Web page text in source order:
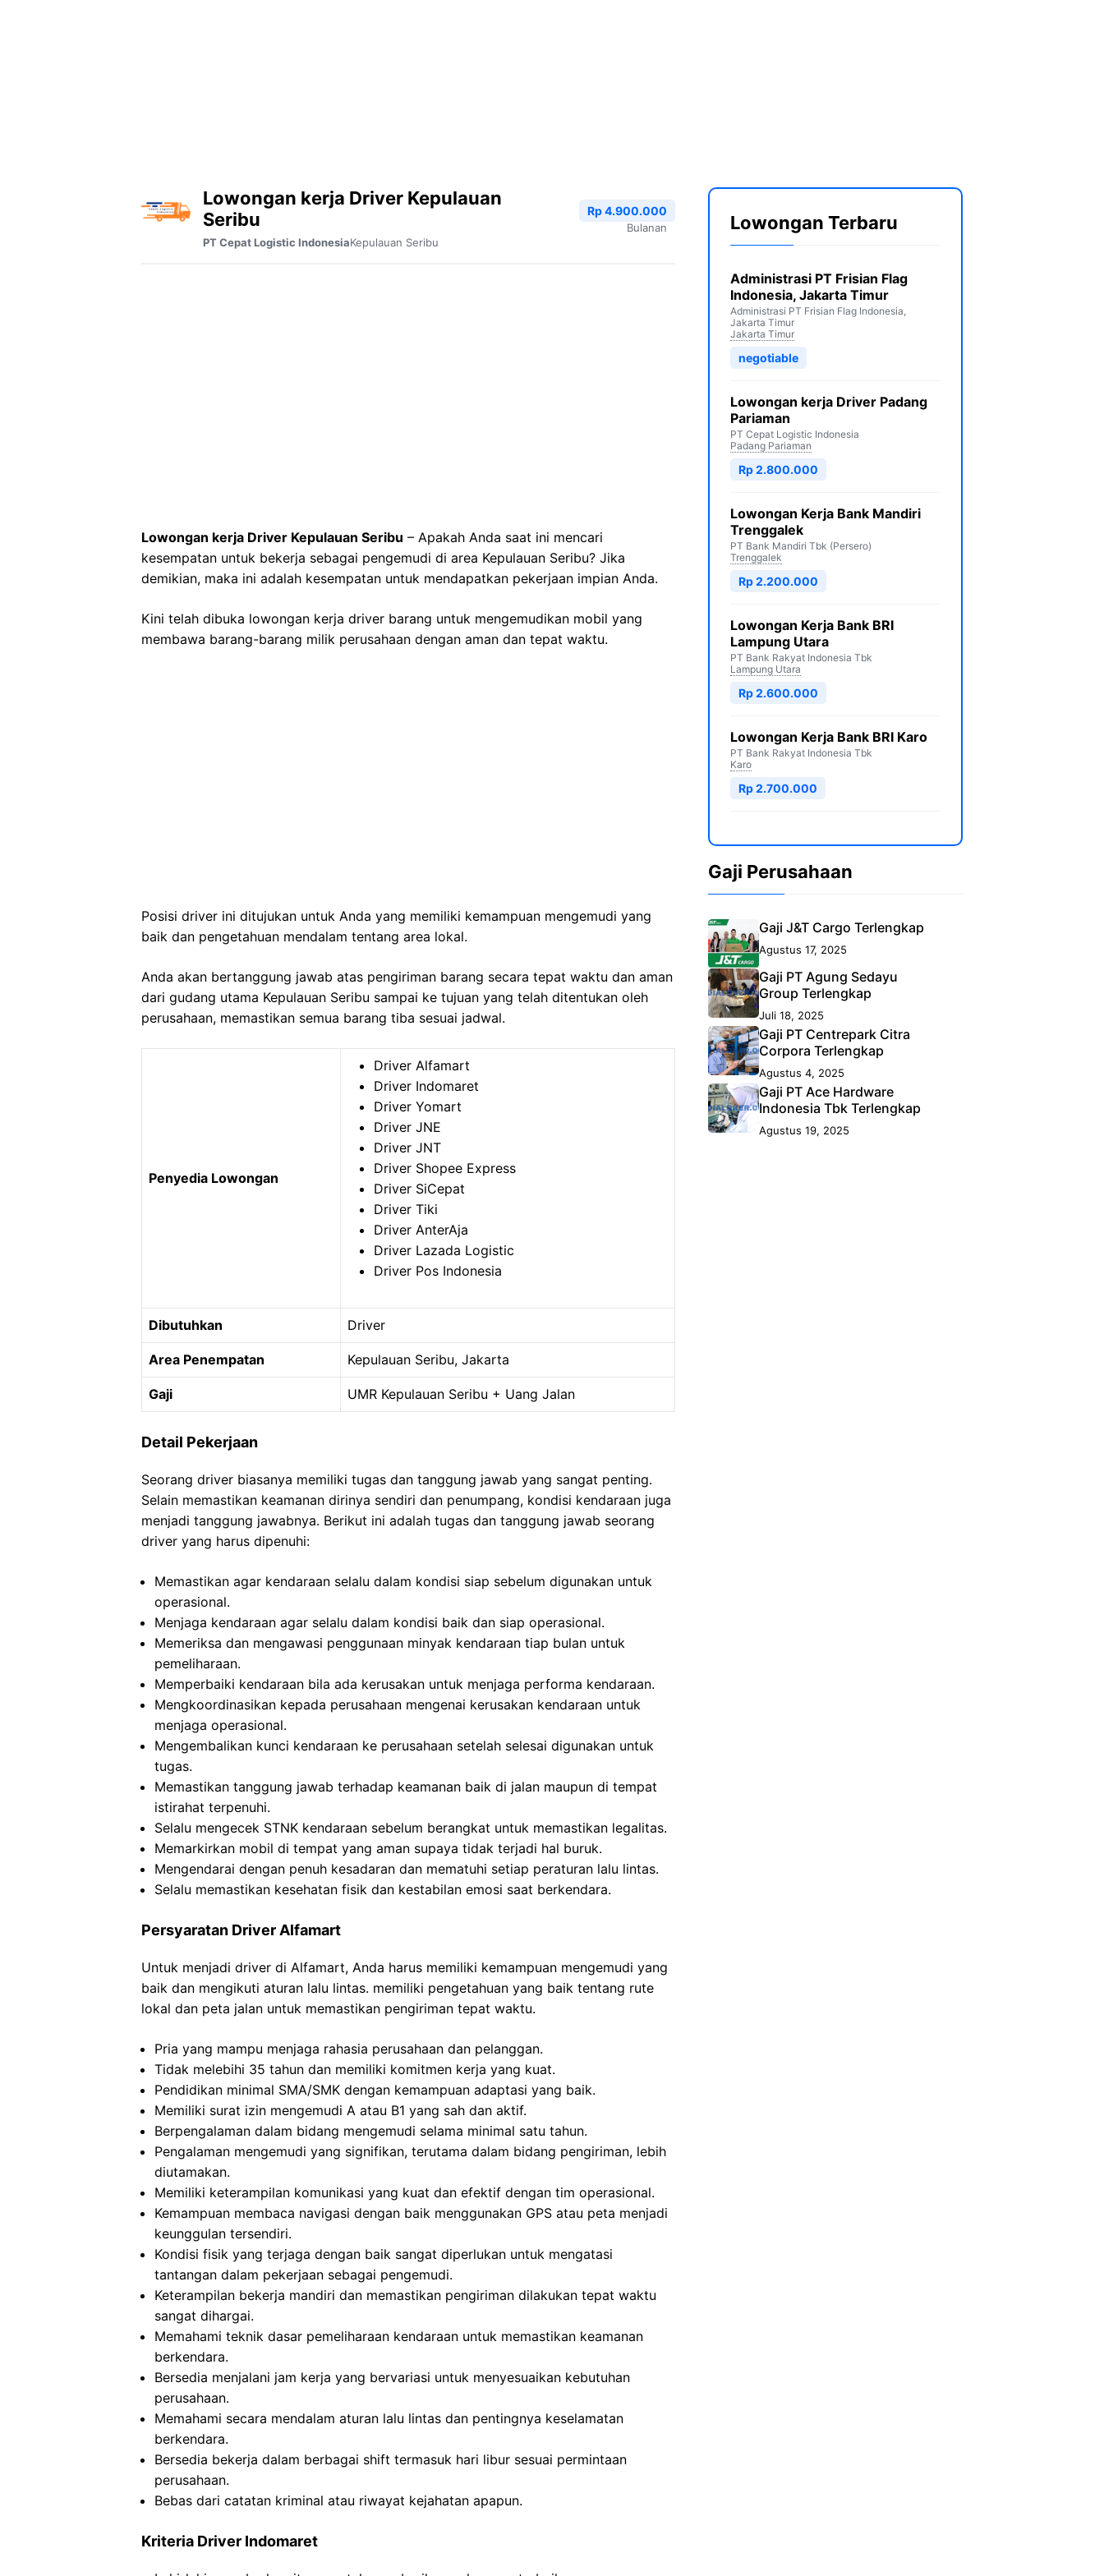
Lowongan kerja Driver Kepulauan
Seribu
PT Cepat Logistic IndonesiaKepulauan Seribu
Rp 4.900.000
Bulanan
Lowongan kerja Driver Kepulauan Seribu – Apakah Anda saat ini mencari
kesempatan untuk bekerja sebagai pengemudi di area Kepulauan Seribu? Jika
demikian, maka ini adalah kesempatan untuk mendapatkan pekerjaan impian Anda.
Kini telah dibuka lowongan kerja driver barang untuk mengemudikan mobil yang
membawa barang-barang milik perusahaan dengan aman dan tepat waktu.
Posisi driver ini ditujukan untuk Anda yang memiliki kemampuan mengemudi yang
baik dan pengetahuan mendalam tentang area lokal.
Anda akan bertanggung jawab atas pengiriman barang secara tepat waktu dan aman
dari gudang utama Kepulauan Seribu sampai ke tujuan yang telah ditentukan oleh
perusahaan, memastikan semua barang tiba sesuai jadwal.
Penyedia Lowongan
Driver Alfamart
Driver Indomaret
Driver Yomart
Driver JNE
Driver JNT
Driver Shopee Express
Driver SiCepat
Driver Tiki
Driver AnterAja
Driver Lazada Logistic
Driver Pos Indonesia
Dibutuhkan Driver
Area Penempatan Kepulauan Seribu, Jakarta
Gaji UMR Kepulauan Seribu + Uang Jalan
Detail Pekerjaan
Seorang driver biasanya memiliki tugas dan tanggung jawab yang sangat penting.
Selain memastikan keamanan dirinya sendiri dan penumpang, kondisi kendaraan juga
menjadi tanggung jawabnya. Berikut ini adalah tugas dan tanggung jawab seorang
driver yang harus dipenuhi:
Memastikan agar kendaraan selalu dalam kondisi siap sebelum digunakan untuk
operasional.
Menjaga kendaraan agar selalu dalam kondisi baik dan siap operasional.
Memeriksa dan mengawasi penggunaan minyak kendaraan tiap bulan untuk
pemeliharaan.
Memperbaiki kendaraan bila ada kerusakan untuk menjaga performa kendaraan.
Mengkoordinasikan kepada perusahaan mengenai kerusakan kendaraan untuk
menjaga operasional.
Mengembalikan kunci kendaraan ke perusahaan setelah selesai digunakan untuk
tugas.
Memastikan tanggung jawab terhadap keamanan baik di jalan maupun di tempat
istirahat terpenuhi.
Selalu mengecek STNK kendaraan sebelum berangkat untuk memastikan legalitas.
Memarkirkan mobil di tempat yang aman supaya tidak terjadi hal buruk.
Mengendarai dengan penuh kesadaran dan mematuhi setiap peraturan lalu lintas.
Selalu memastikan kesehatan fisik dan kestabilan emosi saat berkendara.
Persyaratan Driver Alfamart
Untuk menjadi driver di Alfamart, Anda harus memiliki kemampuan mengemudi yang
baik dan mengikuti aturan lalu lintas. memiliki pengetahuan yang baik tentang rute
lokal dan peta jalan untuk memastikan pengiriman tepat waktu.
Pria yang mampu menjaga rahasia perusahaan dan pelanggan.
Tidak melebihi 35 tahun dan memiliki komitmen kerja yang kuat.
Pendidikan minimal SMA/SMK dengan kemampuan adaptasi yang baik.
Memiliki surat izin mengemudi A atau B1 yang sah dan aktif.
Berpengalaman dalam bidang mengemudi selama minimal satu tahun.
Pengalaman mengemudi yang signifikan, terutama dalam bidang pengiriman, lebih
diutamakan.
Memiliki keterampilan komunikasi yang kuat dan efektif dengan tim operasional.
Kemampuan membaca navigasi dengan baik menggunakan GPS atau peta menjadi
keunggulan tersendiri.
Kondisi fisik yang terjaga dengan baik sangat diperlukan untuk mengatasi
tantangan dalam pekerjaan sebagai pengemudi.
Keterampilan bekerja mandiri dan memastikan pengiriman dilakukan tepat waktu
sangat dihargai.
Memahami teknik dasar pemeliharaan kendaraan untuk memastikan keamanan
berkendara.
Bersedia menjalani jam kerja yang bervariasi untuk menyesuaikan kebutuhan
perusahaan.
Memahami secara mendalam aturan lalu lintas dan pentingnya keselamatan
berkendara.
Bersedia bekerja dalam berbagai shift termasuk hari libur sesuai permintaan
perusahaan.
Bebas dari catatan kriminal atau riwayat kejahatan apapun.
Kriteria Driver Indomaret
Lowongan Terbaru
Administrasi PT Frisian Flag
Indonesia, Jakarta Timur
Administrasi PT Frisian Flag Indonesia,
Jakarta Timur
Jakarta Timur
negotiable
Lowongan kerja Driver Padang
Pariaman
PT Cepat Logistic Indonesia
Padang Pariaman
Rp 2.800.000
Lowongan Kerja Bank Mandiri
Trenggalek
PT Bank Mandiri Tbk (Persero)
Trenggalek
Rp 2.200.000
Lowongan Kerja Bank BRI
Lampung Utara
PT Bank Rakyat Indonesia Tbk
Lampung Utara
Rp 2.600.000
Lowongan Kerja Bank BRI Karo
PT Bank Rakyat Indonesia Tbk
Karo
Rp 2.700.000
Gaji Perusahaan
Gaji J&T Cargo Terlengkap
Agustus 17, 2025
Gaji PT Agung Sedayu
Group Terlengkap
Juli 18, 2025
Gaji PT Centrepark Citra
Corpora Terlengkap
Agustus 4, 2025
Gaji PT Ace Hardware
Indonesia Tbk Terlengkap
Agustus 19, 2025